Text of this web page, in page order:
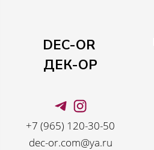
DEC-OR
ДЕК-ОР
+7 (965) 120-30-50
dec-or.com@ya.ru